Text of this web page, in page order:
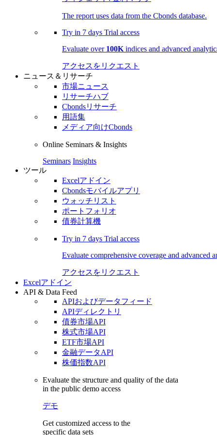
The report uses data from the Cbonds database.
Try in 7 days Trial access
Evaluate over 100K indices and advanced
アクセスをリクエスト
ニュース＆リサーチ
市場ニュース
リサーチハブ
Cbondsリサーチ
用語集
メディア向けCbonds
Online Seminars & Insights
Seminars Insights
ツール
Excelアドイン
Cbondsモバイルアプリ
ウォッチリスト
ポートフォリオ
債券計算機
Try in 7 days Trial access
Evaluate comprehensive coverage and advanced
アクセスをリクエスト
Excelアドイン
API & Data Feed
APIおよびデータフィード
APIディレクトリ
債券市場API
株式市場API
ETF市場API
金融データAPI
株価指数API
Evaluate the structure and quality of the data
in the public demo access
デモ
Get customized access to the
specific data sets